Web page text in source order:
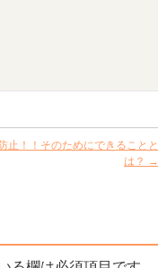
止！！そのためにできることと
は？ →